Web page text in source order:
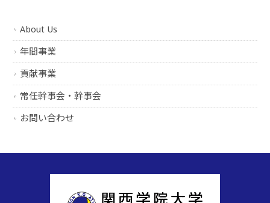
About Us
年間事業
貢献事業
常任幹事会・幹事会
お問い合わせ